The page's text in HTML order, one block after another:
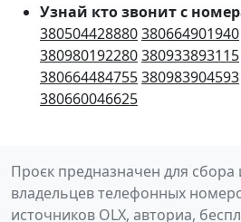
Узнай кто звонит с
380504428880380664901940
380980192280380933893115
380664484755380983904593
380660046625
Проєк предназначен для
владельцев телефонных
источников OLX, авториа,